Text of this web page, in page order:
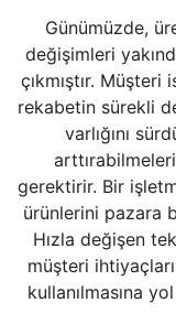
Günümüzde,
değişimleri
çıkmıştır.
rekabetin sürekli
varlığını
gerektirir. Bir
ürünlerini pazara
Hızla değişen
müşteri
kullanılmasına